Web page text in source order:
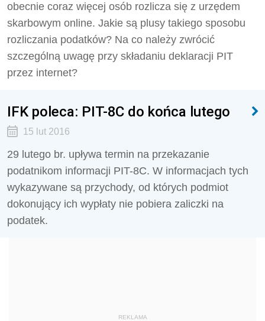
obecnie coraz więcej osób rozlicza się z urzędem
skarbowym online. Jakie są plusy takiego sposobu
rozliczania podatków? Na co należy zwrócić
szczególną uwagę przy składaniu deklaracji PIT
przez internet?
IFK poleca: PIT-8C do końca lutego
15 lut 2016
29 lutego br. upływa termin na przekazanie
podatnikom informacji PIT-8C. W informacjach tych
wykazywane są przychody, od których podmiot
dokonujący ich wypłaty nie pobiera zaliczki na
podatek.
REKLAMA